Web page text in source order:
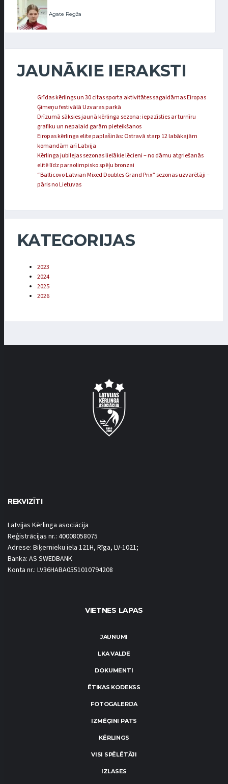
Agate Regža
JAUNĀKIE IERAKSTI
Grīdas kērlings un 30 citas sporta aktivitātes sagaidāmas Eiropas
Ģimeņu festivālā Uzvaras parkā
Drīzumā sāksies jaunā kērlinga sezona: iepazīsties ar turnīru
grafiku un nepalaid garām pieteikšanos
Eiropas kērlinga elite paplašinās: Ostravā starp 12 labākajām
komandām arī Latvija
Kērlinga jubilejas sezonas lielākie lēcieni – no dāmu atgriešanās
elitē līdz paraolimpisko spēļu bronzai
“Balticovo Latvian Mixed Doubles Grand Prix” sezonas uzvarētāji –
pāris no Lietuvas
KATEGORIJAS
2023
2024
2025
2026
REKVIZĪTI
Latvijas Kērlinga asociācija
Reģistrācijas nr.: 40008058075
Adrese: Biķernieku iela 121H, Rīga, LV-1021;
Banka: AS SWEDBANK
Konta nr.: LV36HABA0551010794208
VIETNES LAPAS
JAUNUMI
LKA VALDE
DOKUMENTI
ĒTIKAS KODEKSS
FOTOGALERIJA
IZMĒĢINI PATS
KĒRLINGS
VISI SPĒLĒTĀJI
IZLASES